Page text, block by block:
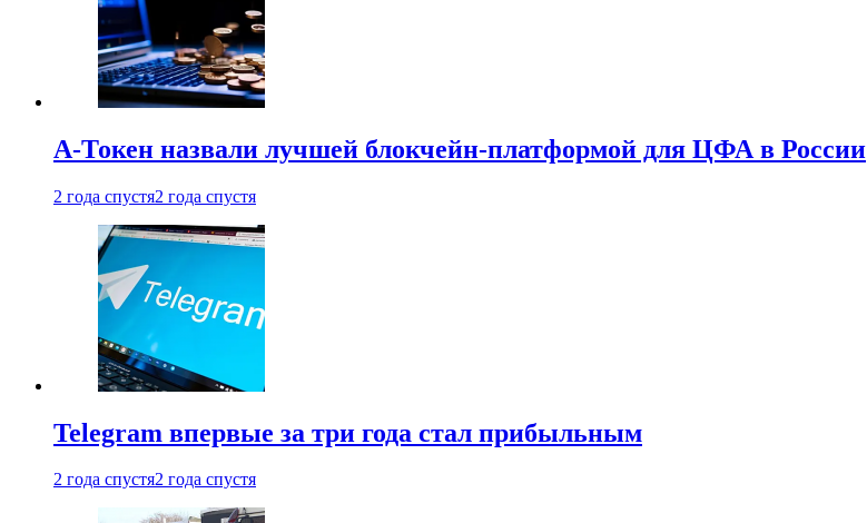
А-Токен назвали лучшей блокчейн-платформой для ЦФА в России
2 года спустя2 года спустя
Telegram впервые за три года стал прибыльным
2 года спустя2 года спустя